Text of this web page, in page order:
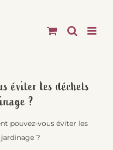
éviter les déchets
?
pouvez-vous éviter les
?